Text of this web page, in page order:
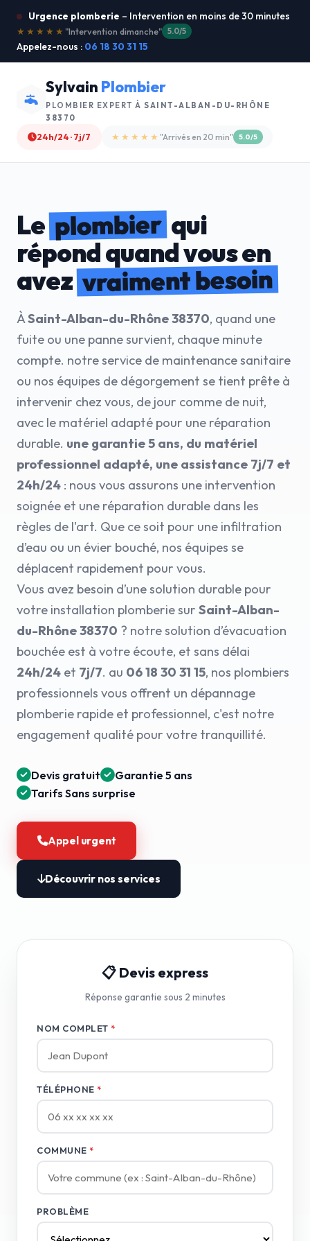
Urgence plomberie – Intervention en moins de 30 minutes
★★★★★ "Je recommande !" 4.9/5
Appelez-nous : 06 18 30 31 15
Sylvain Plombier
PLOMBIER EXPERT ÀSAINT-ALBAN-DU-RHÔNE
38370
24h/24 · 7j/7 ★★★★☆ "Devis gratuit" 4.8/5
Leplombierqui
répond quand vous en
avezvraiment besoin
ÀSaint-Alban-du-Rhône 38370, quand une
fuite ou une panne survient, chaque minute
compte. notre service de maintenance sanitaire
ou nos équipes de dégorgement se tient prête à
intervenir chez vous, de jour comme de nuit,
avec le matériel adapté pour une réparation
durable. une garantie 5 ans, du matériel
professionnel adapté, une assistance 7j/7 et
24h/24 : nous vous assurons une intervention
soignée et une réparation durable dans les
règles de l'art. Que ce soit pour une infiltration
d’eau ou un évier bouché, nos équipes se
déplacent rapidement pour vous.
Vous avez besoin d’une solution durable pour
votre installation plomberie sur Saint-Alban-
du-Rhône 38370 ? notre solution d’évacuation
bouchée est à votre écoute, et sans délai
24h/24 et 7j/7. au 06 18 30 31 15, nos plombiers
professionnels vous offrent un dépannage
plomberie rapide et professionnel, c'est notre
engagement qualité pour votre tranquillité.
Devis gratuit
Garantie 5 ans
Tarifs Sans surprise
Appel urgent
Découvrir nos services
📋 Devis express
Réponse garantie sous 2 minutes
NOM COMPLET *
TÉLÉPHONE *
COMMUNE *
PROBLÈME